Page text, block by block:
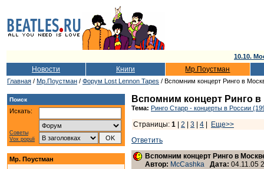
10.10.
Новости Книги Мр.Поустман
Главная / Мр.Поустман / Форум Lost Lennon Tapes / Вспомним концерт Ринго в
Поиск
Искать:
Советы
Vox populi
Мр. Поустман
Вспомним концерт Ринго в
Тема: Ринго Старр - концерты в России
Страницы: 1 2 3 4
Еще>>
Ответить
Вспомним концерт Ринго в
Автор: McCashka Дата: 04.11.05